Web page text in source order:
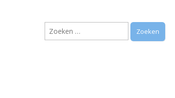
Zoeken
naar: